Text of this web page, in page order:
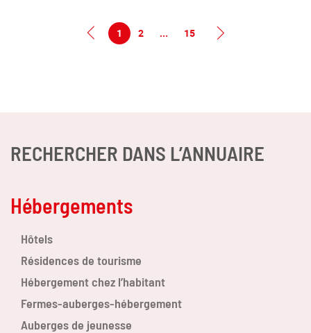
1 2 ... 15
RECHERCHER DANS L’ANNUAIRE
Hébergements
Hôtels
Résidences de tourisme
Hébergement chez l’habitant
Fermes-auberges-hébergement
Auberges de jeunesse